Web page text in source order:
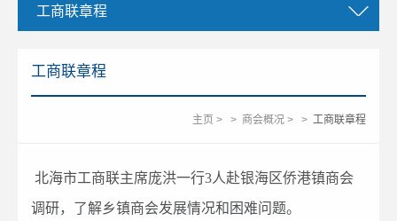
工商联章程
工商联章程
主页 > > 商会概况 > > 工商联章程
北海市工商联主席庞洪一行3人赴银海区侨港镇商会
调研，了解乡镇商会发展情况和困难问题。